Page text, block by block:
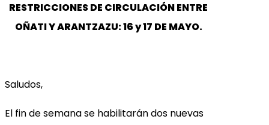
RESTRICCIONES DE CIRCULACIÓN ENTRE
OÑATI Y ARANTZAZU: 16 y 17 DE MAYO.
Saludos,
El fin de semana se habilitarán dos nuevas